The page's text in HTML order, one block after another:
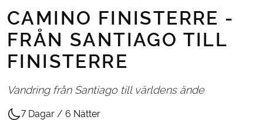
CAMINO FINISTERRE -
FRÅN SANTIAGO TILL
FINISTERRE
Vandring från Santiago till världens ände
7 Dagar / 6 Nätter